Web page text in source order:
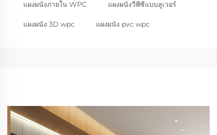
แผงผนังภายใน WPC แผงผนังวีพีซีแบบลูเวอร์
แผงผนัง 3D wpc แผงผนัง pvc wpc